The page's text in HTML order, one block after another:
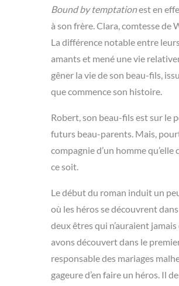
Bound by temptationest en
à son frère. Clara, comtesse de
La différence notable entre
amants et mené une vie
gêner la vie de son beau-fils,
que commence son histoire.
Robert, son beau-fils est sur le
futurs beau-parents. Mais,
compagnie d’un homme
ce soit.
Le début du roman induit un
où les héros se découvrent
deux êtres qui n’auraient
avons découvert dans le
responsable des mariages
gageure d’en faire un héros. Il